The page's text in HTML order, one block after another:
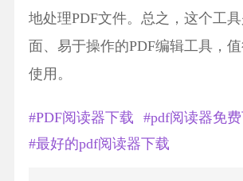
地处理PDF文件。总之，这个工
面、易于操作的PDF编辑工具，
使用。
#PDF阅读器下载
#pdf阅读器免
#最好的pdf阅读器下载